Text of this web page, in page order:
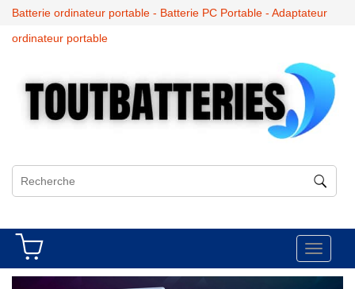
Batterie ordinateur portable - Batterie PC Portable - Adaptateur
ordinateur portable
Toggle